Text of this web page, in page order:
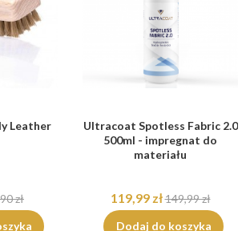
Leather
zł
Ultracoat Spotless Fabric 2.0
500ml - impregnat do
materiału
119,99 zł149,99 zł
Dodaj do koszyka